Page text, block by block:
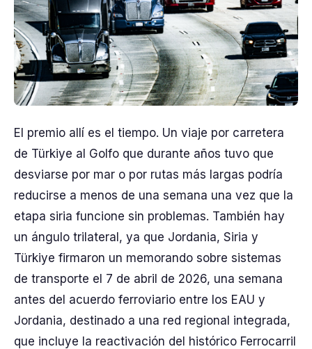
El premio allí es el tiempo. Un viaje por carretera
de Türkiye al Golfo que durante años tuvo que
desviarse por mar o por rutas más largas podría
reducirse a menos de una semana una vez que la
etapa siria funcione sin problemas. También hay
un ángulo trilateral, ya que Jordania, Siria y
Türkiye firmaron un memorando sobre sistemas
de transporte el 7 de abril de 2026, una semana
antes del acuerdo ferroviario entre los EAU y
Jordania, destinado a una red regional integrada,
que incluye la reactivación del histórico Ferrocarril